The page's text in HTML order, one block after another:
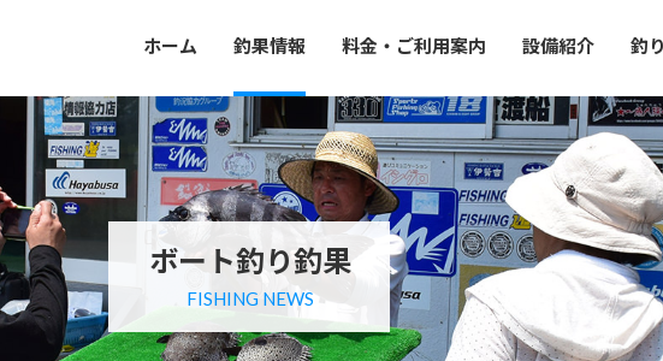
ホーム 釣果情報 料金・ご利用案内 設備紹介 釣
ボート釣り釣果
FISHING NEWS